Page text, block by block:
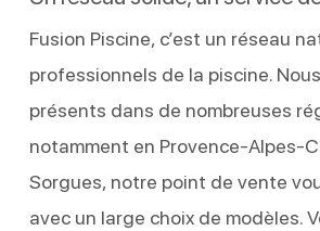
Fusion Piscine, c’est un réseau
professionnels de la piscine.
présents dans de nombreuses
notamment en Provence-Alpes-
Sorgues, notre point de vente
avec un large choix de modèles.